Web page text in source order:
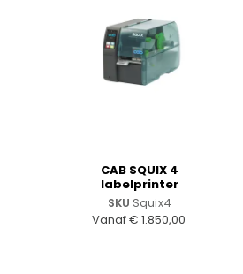
CAB SQUIX 4
labelprinter
SKU Squix4
Vanaf€ 1.850,00